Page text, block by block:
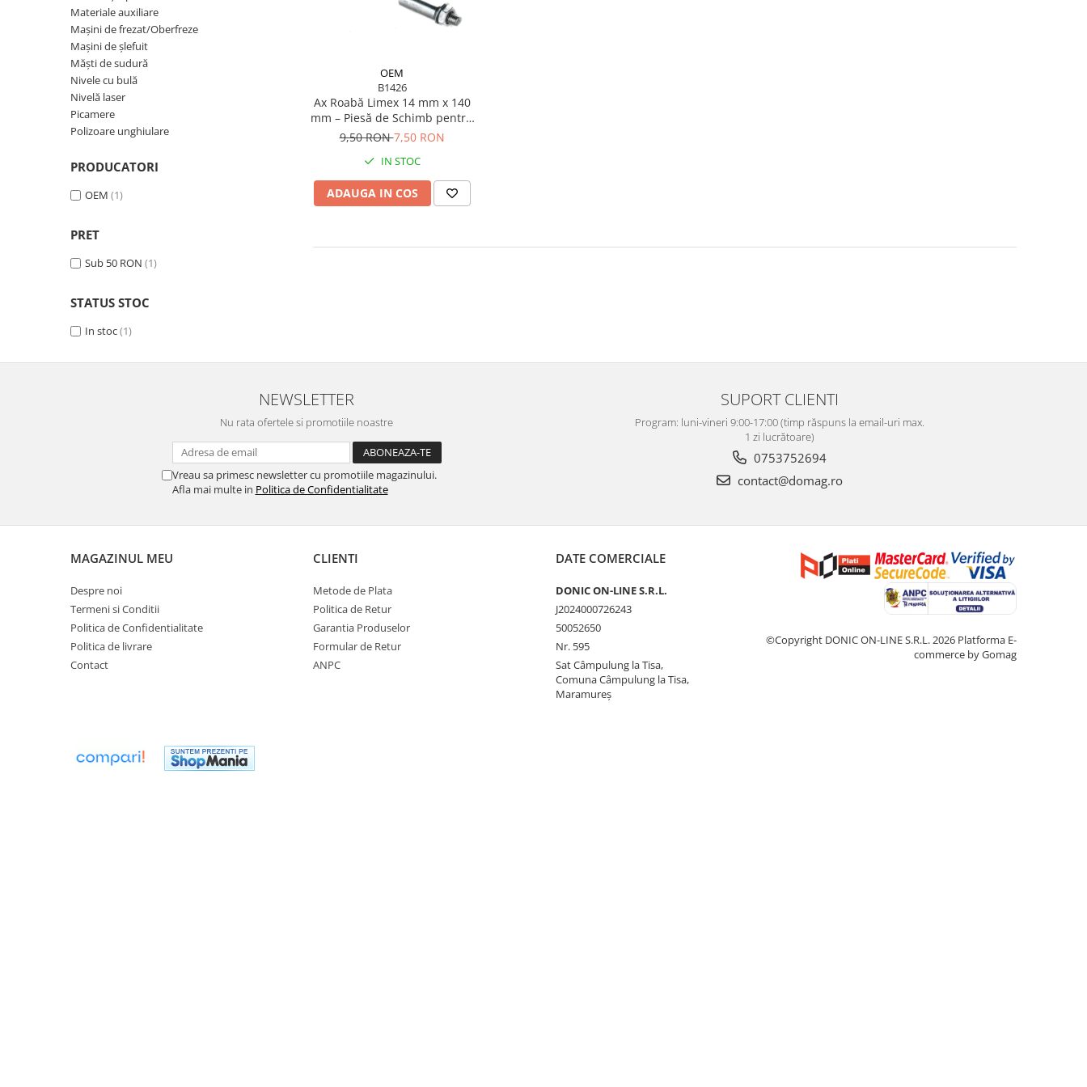
Mașini de șlefuit
Măști de sudură
Nivele cu bulă
Nivelă laser
Capsatoare
Accesorii pentru drujbă
Echipamente de protecție
Foarfeci Grădină
Grătare Electrice
Mașină de tocat carne
Mori electrice
Prelungitoare
Rindele electrice
Scule electrice
Accesorii pentru polizor
Accesorii scule electrice
Compresoare aer
Mixere mortar
Materiale auxiliare
Mașini de frezat/Oberfreze
Mașini de șlefuit
Măști de sudură
Nivele cu bulă
Nivelă laser
Picamere
Polizoare unghiulare
PRODUCATORI
OEM (1)
PRET
Sub 50 RON (1)
STATUS STOC
In stoc(1)
OEM
B1426
Ax Roabă Limex 14 mm x 140
mm – Piesă de Schimb pentru
Roabă
9,50 RON7,50 RON
IN STOC
ADAUGA IN COS
NEWSLETTER
Nu rata ofertele si promotiile noastre
Vreau sa primesc newsletter cu promotiile magazinului.
Afla mai multe in Politica de Confidentialitate
SUPORT CLIENTI
Program: luni-vineri 9:00-17:00 (timp răspuns la email-uri max.
1 zi lucrătoare)
0753752694
contact@domag.ro
MAGAZINUL MEU
Despre noi
Termeni si Conditii
Politica de Confidentialitate
Politica de livrare
Contact
CLIENTI
Metode de Plata
Politica de Retur
Garantia Produselor
Formular de Retur
ANPC
DATE COMERCIALE
DONIC ON-LINE S.R.L.
J2024000726243
50052650
Nr. 595
Sat Câmpulung la Tisa,
Comuna Câmpulung la Tisa,
Maramureș
©Copyright DONIC ON-LINE S.R.L. 2026 Platforma E-
commerce by Gomag